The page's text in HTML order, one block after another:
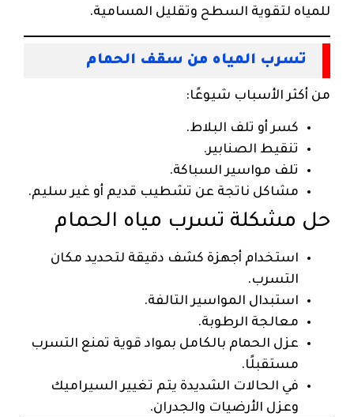
للمياه لتقوية السطح وتقليل المسامية.
تسرب المياه من سقف الحمام
من أكثر الأسباب شيوعًا:
كسر أو تلف البلاط.
تنقيط الصنابير.
تلف مواسير السباكة.
مشاكل ناتجة عن تشطيب قديم أو غير سليم.
حل مشكلة تسرب مياه الحمام
استخدام أجهزة كشف دقيقة لتحديد مكان
التسرب.
استبدال المواسير التالفة.
معالجة الرطوبة.
عزل الحمام بالكامل بمواد قوية تمنع التسرب
مستقبلًا.
في الحالات الشديدة يتم تغيير السيراميك
وعزل الأرضيات والجدران.